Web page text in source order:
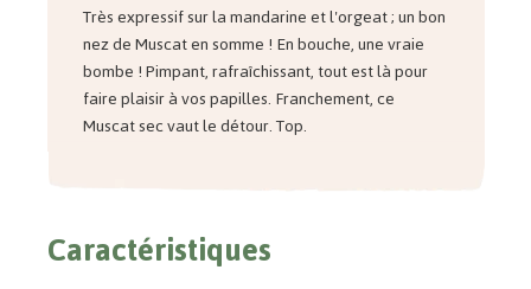
Très expressif sur la mandarine et l'orgeat ; un bon
nez de Muscat en somme ! En bouche, une vraie
bombe ! Pimpant, rafraîchissant, tout est là pour
faire plaisir à vos papilles. Franchement, ce
Muscat sec vaut le détour. Top.
Caractéristiques